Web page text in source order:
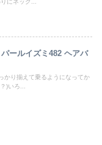
にネック...
ールイズミ482 ヘアバ
かり揃えて乗るようになってか
)いろ...